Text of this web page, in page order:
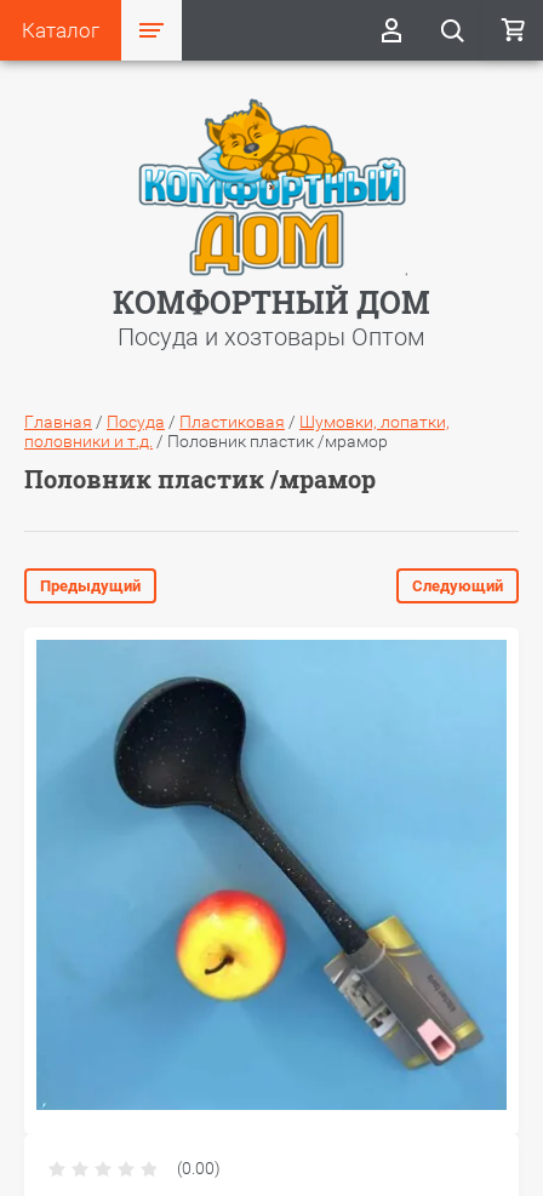
Каталог
КОМФОРТНЫЙ ДОМ
Посуда и хозтовары Оптом
Главная / Посуда / Пластиковая / Шумовки, лопатки,
половники и т.д. / Половник пластик /мрамор
Половник пластик /мрамор
Предыдущий Следующий
(0.00)